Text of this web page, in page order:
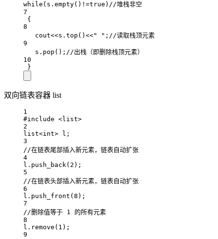
while (s. empty() !=true ) //堆栈非空
7
{
8
cout<<s. top () <<" " ; //读取栈顶元素
9
s. pop (); //出栈（即删除栈顶元素）
10
}
双向链表容器 list
1
#include <list>
2
list<int> l;
3
//在链表尾部插入新元素，链表自动扩张
4
l. push_back( 2 );
5
//在链表头部插入新元素，链表自动扩张
6
l. push_front ( 8 );
7
//删除值等于 1 的所有元素
8
l. remove ( 1 );
9